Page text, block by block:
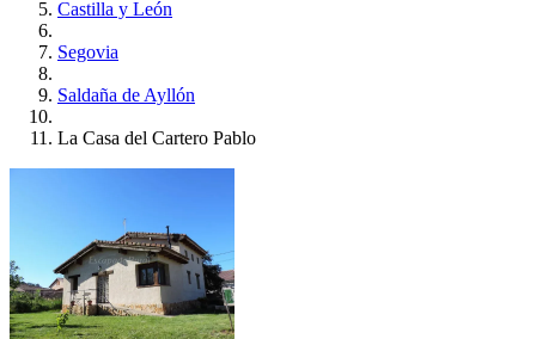
Castilla y León
Segovia
Saldaña de Ayllón
La Casa del Cartero Pablo